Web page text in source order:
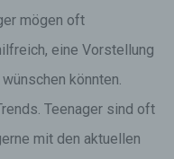
mögen oft
eine Vorstellung
könnten.
Teenager sind oft
mit den aktuellen